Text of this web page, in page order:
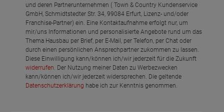
und deren Partnerunternehmen ( Town & Country Kundenservice
GmbH, Schmidtstedter Str. 34, 99084 Erfurt, Lizenz- und/oder
Franchise-Partner) ein. Eine Kontaktaufnahme erfolgt nur, um
mir/uns Informationen und personalisierte Angebote rund um das
Thema Hausbau per Brief, per E-Mail, per Telefon, per Chat oder
durch einen persönlichen Ansprechpartner zukommen zu lassen.
Diese Einwilligung kann/können ich/wir jederzeit für die Zukunft
widerrufen . Der Nutzung meiner Daten zu Werbezwecken
kann/können ich/wir jederzeit widersprechen. Die geltende
Datenschutzerklärung habe ich zur Kenntnis genommen.